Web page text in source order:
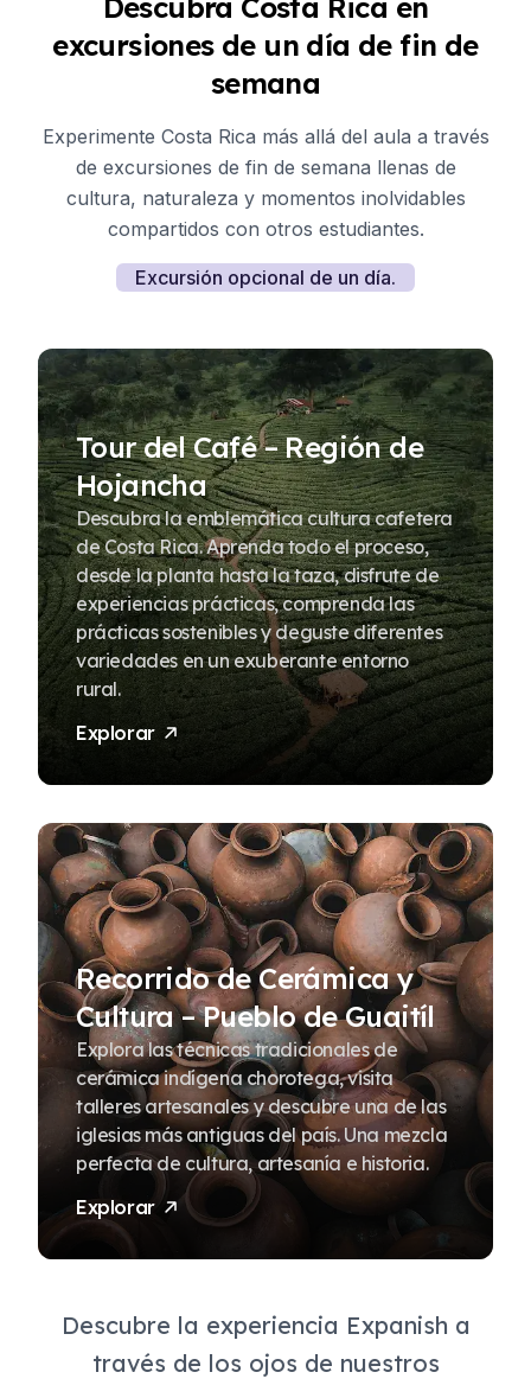
Descubra Costa Rica en
excursiones de un día de fin de
semana
Experimente Costa Rica más allá del aula a través
de excursiones de fin de semana llenas de
cultura, naturaleza y momentos inolvidables
compartidos con otros estudiantes.
Excursión opcional de un día.
Tour del Café – Región de
Hojancha
Descubra la emblemática cultura cafetera
de Costa Rica. Aprenda todo el proceso,
desde la planta hasta la taza, disfrute de
experiencias prácticas, comprenda las
prácticas sostenibles y deguste diferentes
variedades en un exuberante entorno
rural.
Explorar
Recorrido de Cerámica y
Cultura – Pueblo de Guaitíl
Explora las técnicas tradicionales de
cerámica indígena chorotega, visita
talleres artesanales y descubre una de las
iglesias más antiguas del país. Una mezcla
perfecta de cultura, artesanía e historia.
Explorar
Descubre la experiencia Expanish a
través de los ojos de nuestros